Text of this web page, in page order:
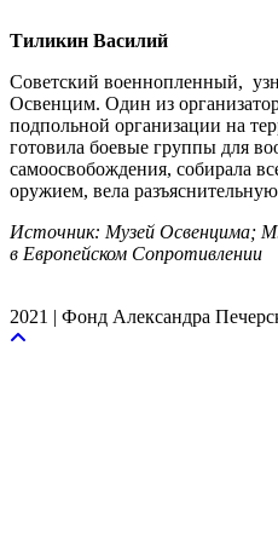
Тиликин Василий
Советский военнопленный,
Освенцим. Один из
подпольной организации на
готовила боевые группы для
самоосвобождения, собирала
оружием, вела разъяснительную
Источник: Музей Освенцима;
в Европейском Сопротивлении
2021 | Фонд Александра